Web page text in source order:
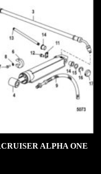
ALPHA ONE